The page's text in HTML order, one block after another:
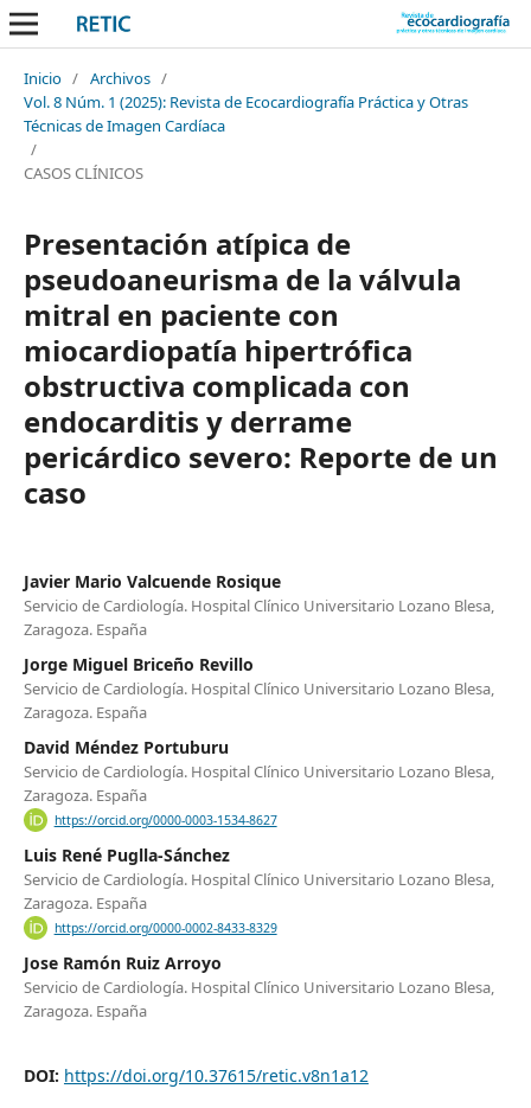
Inicio / Archivos /
Vol. 8 Núm. 1 (2025): Revista de Ecocardiografía Práctica y Otras
Técnicas de Imagen Cardíaca
/
CASOS CLÍNICOS
Presentación atípica de
pseudoaneurisma de la válvula
mitral en paciente con
miocardiopatía hipertrófica
obstructiva complicada con
endocarditis y derrame
pericárdico severo: Reporte de un
caso
Javier Mario Valcuende Rosique
Servicio de Cardiología. Hospital Clínico Universitario Lozano Blesa,
Zaragoza. España
Jorge Miguel Briceño Revillo
Servicio de Cardiología. Hospital Clínico Universitario Lozano Blesa,
Zaragoza. España
David Méndez Portuburu
Servicio de Cardiología. Hospital Clínico Universitario Lozano Blesa,
Zaragoza. España
https://orcid.org/0000-0003-1534-8627
Luis René Puglla-Sánchez
Servicio de Cardiología. Hospital Clínico Universitario Lozano Blesa,
Zaragoza. España
https://orcid.org/0000-0002-8433-8329
Jose Ramón Ruiz Arroyo
Servicio de Cardiología. Hospital Clínico Universitario Lozano Blesa,
Zaragoza. España
DOI: https://doi.org/10.37615/retic.v8n1a12